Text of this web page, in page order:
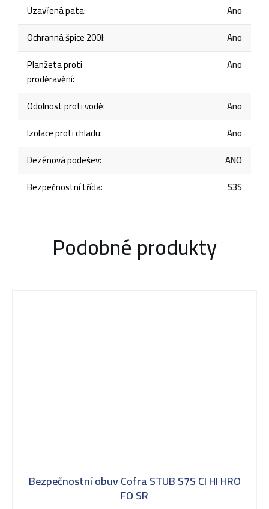
Uzavřená pata:
Ano
Ochranná špice 200J:
Ano
Planžeta proti
proděravění:
Ano
Odolnost proti vodě:
Ano
Izolace proti chladu:
Ano
Dezénová podešev:
ANO
Bezpečnostní třída: S3S
Podobné produkty
Bezpečnostní obuv Cofra STUB S7S CI HI HRO
FO SR